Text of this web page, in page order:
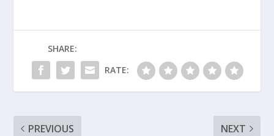
SHARE:
RATE:
PREVIOUS NEXT